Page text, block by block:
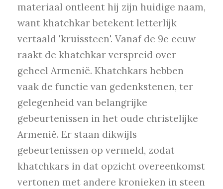
materiaal ontleent hij zijn huidige naam,
want khatchkar betekent letterlijk
vertaald 'kruissteen'. Vanaf de 9e eeuw
raakt de khatchkar verspreid over
geheel Armenië. Khatchkars hebben
vaak de functie van gedenkstenen, ter
gelegenheid van belangrijke
gebeurtenissen in het oude christelijke
Armenië. Er staan dikwijls
gebeurtenissen op vermeld, zodat
khatchkars in dat opzicht overeenkomst
vertonen met andere kronieken in steen